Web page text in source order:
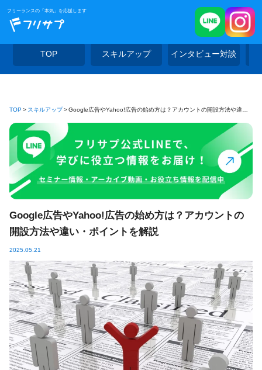
フリーランスの「本気」を応援します
TOP スキルアップ インタビュー対談
TOP スキルアップ Google広告やYahoo!広告の始め方は？アカウントの開設方法や違い・ポイントを解説
Google広告やYahoo!広告の始め方は？アカウントの
開設方法や違い・ポイントを解説
2025.05.21